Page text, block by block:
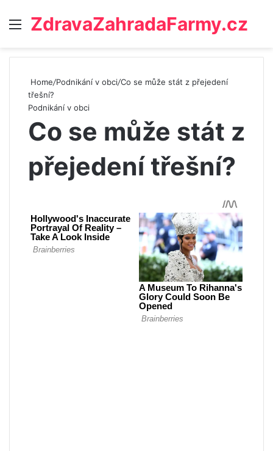
Menu
ZdravaZahradaFarmy.cz
Home/Podnikání v obci/Co se může stát z přejedení
třešní?
Podnikání v obci
Co se může stát z
přejedení třešní?